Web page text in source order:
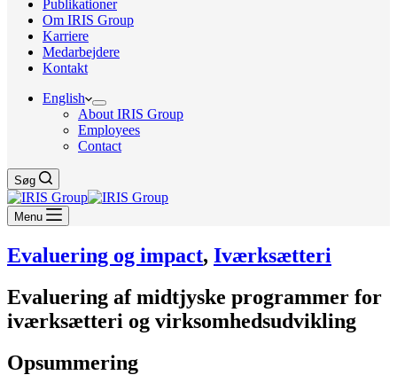
Publikationer
Om IRIS Group
Karriere
Medarbejdere
Kontakt
English
About IRIS Group
Employees
Contact
Søg
Menu
Evaluering og impact, Iværksætteri
Evaluering af midtjyske programmer for
iværksætteri og virksomhedsudvikling
Opsummering